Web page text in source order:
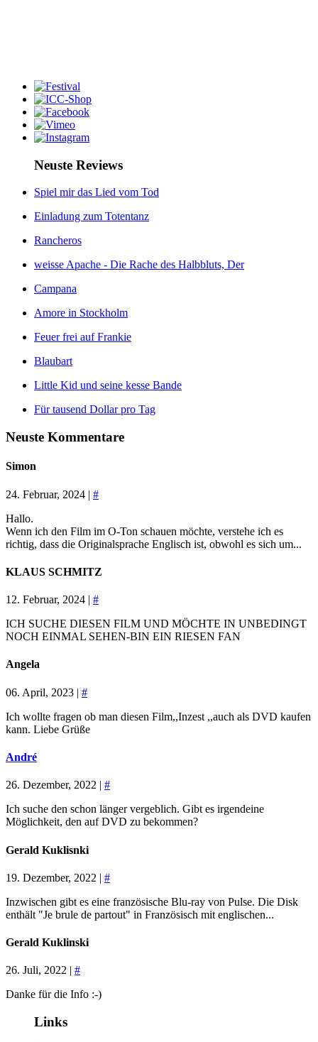
Neuste Reviews
Spiel mir das Lied vom Tod
Einladung zum Totentanz
Rancheros
weisse Apache - Die Rache des Halbbluts, Der
Campana
Amore in Stockholm
Feuer frei auf Frankie
Blaubart
Little Kid und seine kesse Bande
Für tausend Dollar pro Tag
Neuste Kommentare
Simon
24. Februar, 2024 | #
Hallo.
Wenn ich den Film im O-Ton schauen möchte, verstehe ich es
richtig, dass die Originalsprache Englisch ist, obwohl es sich um...
KLAUS SCHMITZ
12. Februar, 2024 | #
ICH SUCHE DIESEN FILM UND MÖCHTE IN UNBEDINGT
NOCH EINMAL SEHEN-BIN EIN RIESEN FAN
Angela
06. April, 2023 | #
Ich wollte fragen ob man diesen Film,,Inzest ,,auch als DVD kaufen
kann. Liebe Grüße
André
26. Dezember, 2022 | #
Ich suche den schon länger vergeblich. Gibt es irgendeine
Möglichkeit, den auf DVD zu bekommen?
Gerald Kuklisnki
19. Dezember, 2022 | #
Inzwischen gibt es eine französische Blu-ray von Pulse. Die Disk
enthält "Je brule de partout" in Französisch mit englischen...
Gerald Kuklinski
26. Juli, 2022 | #
Danke für die Info :-)
Links